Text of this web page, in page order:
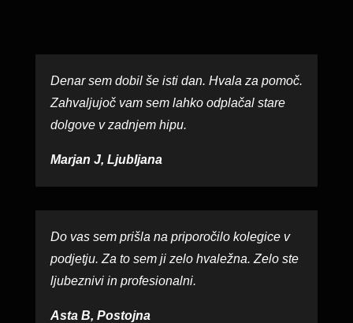
Denar sem dobil še isti dan. Hvala za pomoč.
Zahvaljujoč vam sem lahko odplačal stare
dolgove v zadnjem hipu.
Marjan J, Ljubljana
Do vas sem prišla na priporočilo kolegice v
podjetju. Za to sem ji zelo hvaležna. Zelo ste
ljubeznivi in profesionalni.
Asta B, Postojna